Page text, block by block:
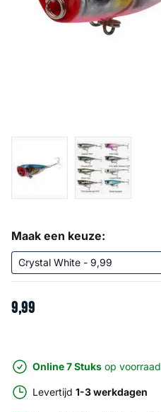
Maak een keuze:
9,99
Online 7 Stuks op voorraad
Levertijd 1-3 werkdagen